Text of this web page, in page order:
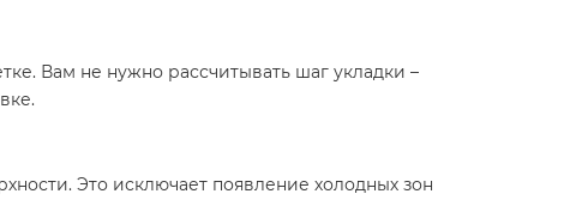
Вам не нужно рассчитывать шаг укладки –
Это исключает появление холодных зон